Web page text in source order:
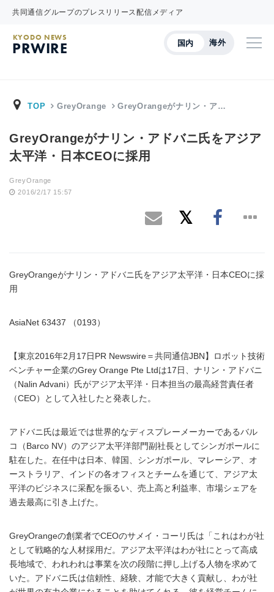
共同通信グループのプレスリリース配信メディア
国内 海外
KYODO NEWS
PRWIRE
TOP GreyOrange GreyOrangeがナリン・ア…
GreyOrangeがナリン・アドバニ氏をアジア
太平洋・日本CEOに採用
GreyOrange
2016/2/17 15:57
GreyOrangeがナリン・アドバニ氏をアジア太平洋・日本CEOに採
用
AsiaNet 63437 （0193）
【東京2016年2月17日PR Newswire＝共同通信JBN】ロボット技術
ベンチャー企業のGrey Orange Pte Ltdは17日、ナリン・アドバニ
（Nalin Advani）氏がアジア太平洋・日本担当の最高経営責任者
（CEO）として入社したと発表した。
アドバニ氏は最近では世界的なディスプレーメーカーであるバル
コ（Barco NV）のアジア太平洋部門副社長としてシンガポールに
駐在した。在任中は日本、韓国、シンガポール、マレーシア、オ
ーストラリア、インドの各オフィスとチームを通じて、アジア太
平洋のビジネスに采配を振るい、売上高と利益率、市場シェアを
過去最高に引き上げた。
GreyOrangeの創業者でCEOのサメイ・コーリ氏は「これはわが社
として戦略的な人材採用だ。アジア太平洋はわが社にとって高成
長地域で、われわれは事業を次の段階に押し上げる人物を求めて
いた。アドバニ氏は信頼性、経験、才能で大きく貢献し、わが社